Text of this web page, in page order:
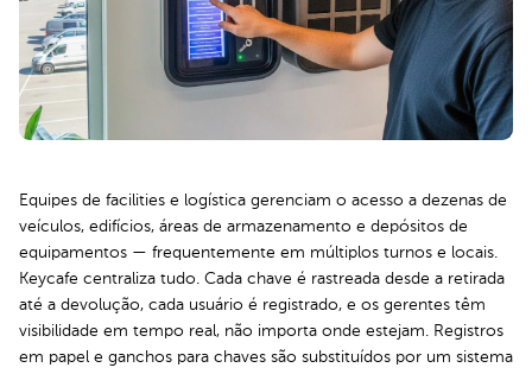
Equipes de facilities e logística gerenciam o acesso a dezenas de
veículos, edifícios, áreas de armazenamento e depósitos de
equipamentos — frequentemente em múltiplos turnos e locais.
Keycafe centraliza tudo. Cada chave é rastreada desde a retirada
até a devolução, cada usuário é registrado, e os gerentes têm
visibilidade em tempo real, não importa onde estejam. Registros
em papel e ganchos para chaves são substituídos por um sistema